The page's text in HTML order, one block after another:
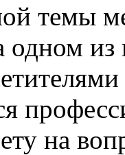
темы
одном
на